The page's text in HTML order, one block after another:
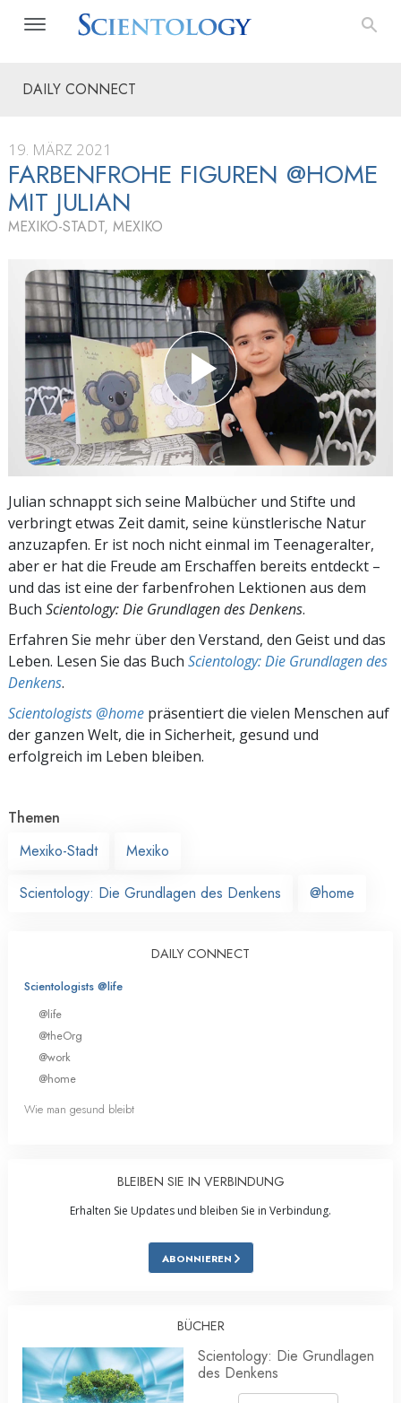
DAILY CONNECT
19. MÄRZ 2021
FARBENFROHE FIGUREN @HOME
MIT JULIAN
MEXIKO-STADT, MEXIKO
Julian schnappt sich seine Malbücher und Stifte und
verbringt etwas Zeit damit, seine künstlerische Natur
anzuzapfen. Er ist noch nicht einmal im Teenageralter,
aber er hat die Freude am Erschaffen bereits entdeckt –
und das ist eine der farbenfrohen Lektionen aus dem
Buch Scientology: Die Grundlagen des Denkens.
Erfahren Sie mehr über den Verstand, den Geist und das
Leben. Lesen Sie das Buch Scientology: Die Grundlagen des
Denkens.
Scientologists @home präsentiert die vielen Menschen auf
der ganzen Welt, die in Sicherheit, gesund und
erfolgreich im Leben bleiben.
Themen
Mexiko-Stadt
Mexiko
Scientology: Die Grundlagen des Denkens @home
DAILY CONNECT
Scientologists @life
@life
@theOrg
@work
@home
Wie man gesund bleibt
BLEIBEN SIE IN VERBINDUNG
Erhalten Sie Updates und bleiben Sie in Verbindung.
ABONNIEREN
BÜCHER
Scientology: Die Grundlagen
des Denkens